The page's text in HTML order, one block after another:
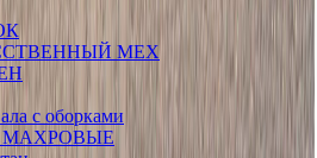
МЕХ
с оборками